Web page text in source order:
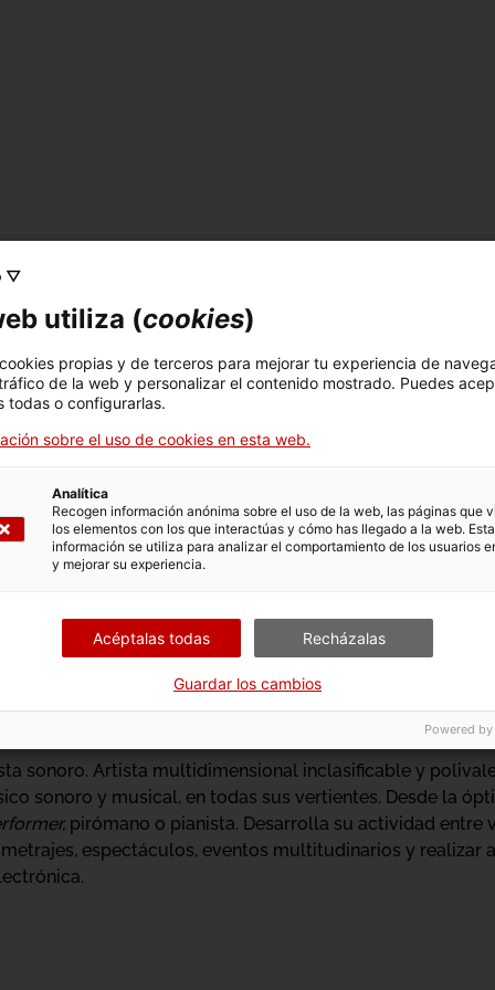
en colaboración con el grupo de
del
: Eugenia d'Ermoggine, Júlia Pérez, Helena Minguet,
Lulu Sauch, @poetbarcelona, Ana Cabal y Marta Trepat.
con una trayectoria multidisciplinar. Sus trabajos
variedad de contextos. Mediante su práctica
indagando los estados intermedios y analizando la
y simbólica. Sus creaciones, en solo y en grupo, son
formatos y coreografías de lo invisible. Ha
e internacionales mostrando a festivales,
español, Chipre, Eslovaquia, Tailandia, Dinamarca,
sonoro. Artista multidimensional inclasificable y
sonoro y musical, en todas sus vertientes. Desde la
pirómano o pianista. Desarrolla su actividad entre
espectáculos, eventos multitudinarios y realizar
▽
utiliza (cookies)
propias y de terceros para mejorar tu experiencia de
de la web y personalizar el contenido mostrado. Puedes
todas o configurarlas.
sobre el uso de cookies en esta web.
Analítica
Recogen información anónima sobre el uso de la web, las páginas que
los elementos con los que interactúas y cómo has llegado a la web. Esta
información se utiliza para analizar el comportamiento de los usuarios
y mejorar su experiencia.
Acéptalas todas Recházalas
Guardar los cambios
Powered by